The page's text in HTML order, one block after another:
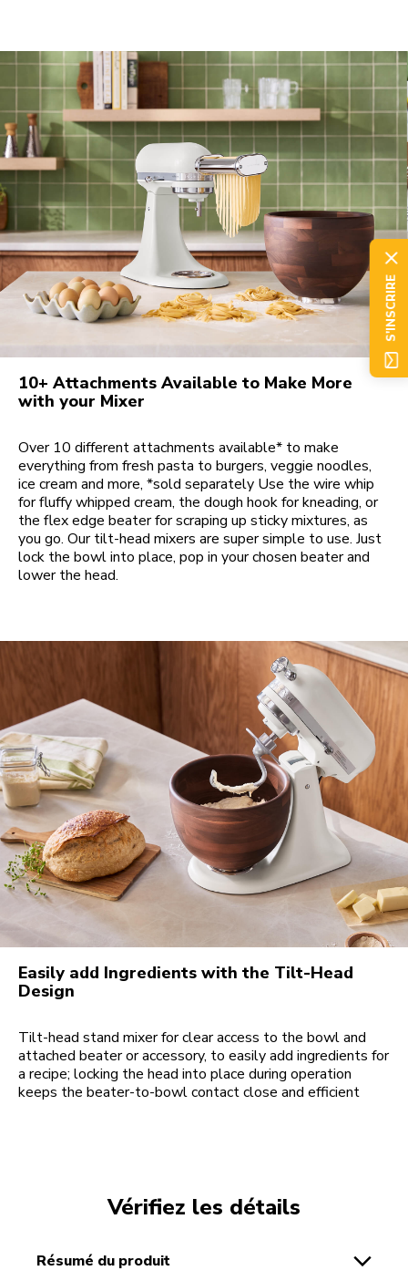
10+ Attachments Available to Make More
with your Mixer
Over 10 different attachments available* to make
everything from fresh pasta to burgers, veggie noodles,
ice cream and more, *sold separately Use the wire whip
for fluffy whipped cream, the dough hook for kneading, or
the flex edge beater for scraping up sticky mixtures, as
you go. Our tilt-head mixers are super simple to use. Just
lock the bowl into place, pop in your chosen beater and
lower the head.
Easily add Ingredients with the Tilt-Head
Design
Tilt-head stand mixer for clear access to the bowl and
attached beater or accessory, to easily add ingredients for
a recipe; locking the head into place during operation
keeps the beater-to-bowl contact close and efficient
Vérifiez les détails
résumé du produit
S'INSCRIRE